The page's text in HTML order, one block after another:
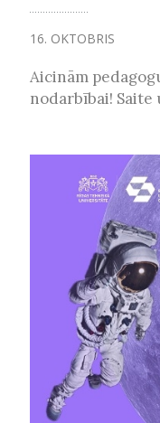
16. OKTOBRIS
Aicinām
nodarbībai! Saite